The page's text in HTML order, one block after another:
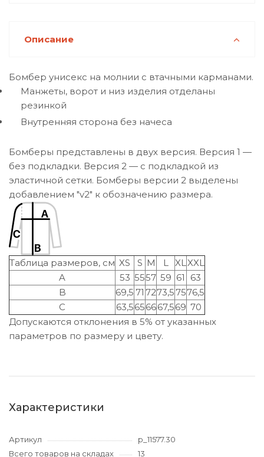
Описание
Бомбер унисекс на молнии с втачными карманами.
Манжеты, ворот и низ изделия отделаны
резинкой
Внутренняя сторона без начеса
Бомберы представлены в двух версия. Версия 1 —
без подкладки. Версия 2 — с подкладкой из
эластичной сетки. Бомберы версии 2 выделены
добавлением "v2" к обозначению размера.
Таблица размеров, см XS S M L XLXXL
A
53 5557 59 61
63
B
69,5 71 7273,5 7576,5
C
63,5656667,569 70
Допускаются отклонения в 5% от указанных
параметров по размеру и цвету.
Характеристики
Артикул
p_11577.30
Всего товаров на складах
13